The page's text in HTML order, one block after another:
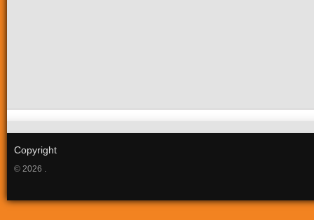
Copyright
© 2026 .